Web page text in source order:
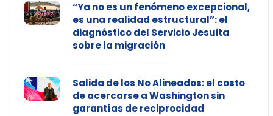
“Ya no es un fenómeno excepcional,
es una realidad estructural”: el
diagnóstico del Servicio Jesuita
sobre la migración
Salida de los No Alineados: el costo
de acercarse a Washington sin
garantías de reciprocidad